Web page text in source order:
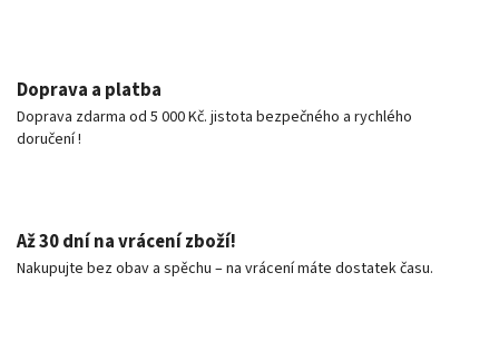
Doprava a platba
Doprava zdarma od 5 000 Kč. jistota bezpečného a rychlého
doručení !
Až 30 dní na vrácení zboží!
Nakupujte bez obav a spěchu – na vrácení máte dostatek času.